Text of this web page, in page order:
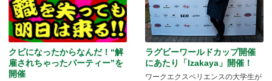
クビになったからなんだ！“解
雇されちゃったパーティー”を
開催
ラグビーワールドカップ開催
にあたり「Izakaya」開催！
ワークエクスペリエンスの大学生が